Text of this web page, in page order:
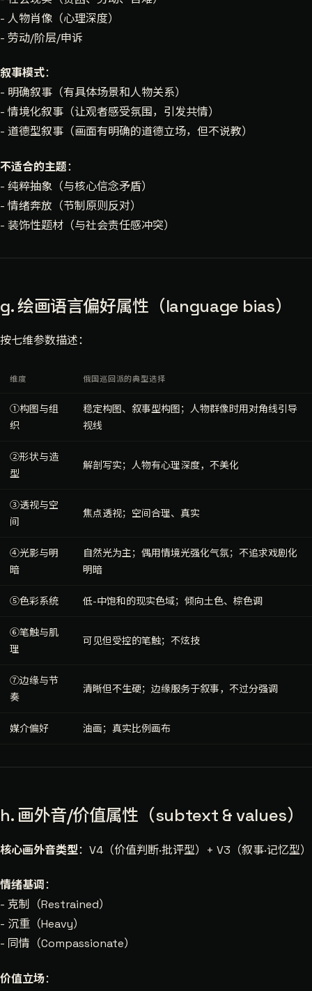
- 人物肖像（心理深度）
- 劳动/阶层/申诉
叙事模式：
- 明确叙事（有具体场景和人物关系）
- 情境化叙事（让观者感受氛围，引发共情）
- 道德型叙事（画面有明确的道德立场，但不说教）
不适合的主题：
- 纯粹抽象（与核心信念矛盾）
- 情绪奔放（节制原则反对）
- 装饰性题材（与社会责任感冲突）
g. 绘画语言偏好属性（language bias）
按七维参数描述：
维度 俄国巡回派的典型选择
①构图与组
织
稳定构图、叙事型构图；人物群像时用对角线引导
视线
②形状与造
型
解剖写实；人物有心理深度，不美化
③透视与空
间
焦点透视；空间合理、真实
④光影与明
暗
自然光为主；偶用情境光强化气氛；不追求戏剧化
明暗
⑤色彩系统 低-中饱和的现实色域；倾向土色、棕色调
⑥笔触与肌
理
可见但受控的笔触；不炫技
⑦边缘与节
奏
清晰但不生硬；边缘服务于叙事，不过分强调
媒介偏好 油画；真实比例画布
h. 画外音/价值属性（subtext & values）
核心画外音类型：V4（价值判断·批评型）+ V3（叙事·记忆型）
情绪基调：
- 克制（Restrained）
- 沉重（Heavy）
- 同情（Compassionate）
价值立场：